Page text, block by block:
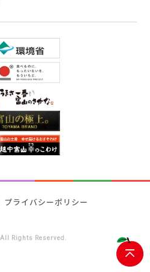
プライバシーポリシー
Rights Reserved.